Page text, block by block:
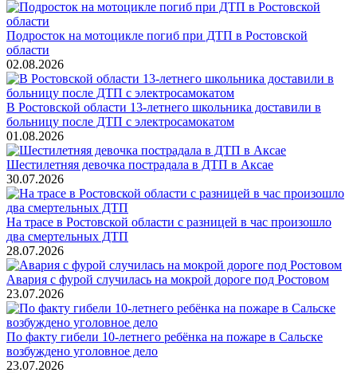
Подросток на мотоцикле погиб при ДТП в Ростовской
области
02.08.2026
В Ростовской области 13-летнего школьника доставили в
больницу после ДТП с электросамокатом
01.08.2026
Шестилетняя девочка пострадала в ДТП в Аксае
30.07.2026
На трасе в Ростовской области с разницей в час произошло
два смертельных ДТП
28.07.2026
Авария с фурой случилась на мокрой дороге под Ростовом
23.07.2026
По факту гибели 10-летнего ребёнка на пожаре в Сальске
возбуждено уголовное дело
23.07.2026